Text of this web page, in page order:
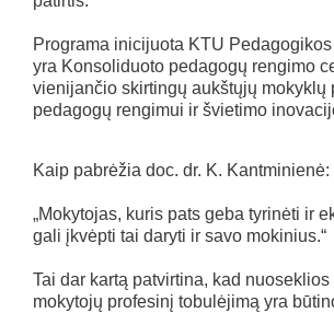
Programa inicijuota KTU
yra Konsoliduoto pedagogų rengimo
vienijančio skirtingų aukštųjų mokyklų
pedagogų rengimui ir švietimo
Kaip pabrėžia doc. dr. K. Kantminienė:
„Mokytojas, kuris pats geba tyrinėti ir
gali įkvėpti tai daryti ir savo mokinius.“
Tai dar kartą patvirtina, kad
mokytojų profesinį tobulėjimą yra